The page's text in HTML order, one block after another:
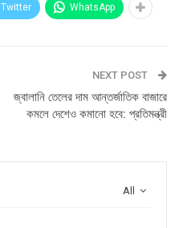
Twitter WhatsApp
NEXT POST
জ্বালানি তেলের দাম আন্তর্জাতিক বাজারে
কমলে দেশেও কমানো হবে: প্রতিমন্ত্রী
All